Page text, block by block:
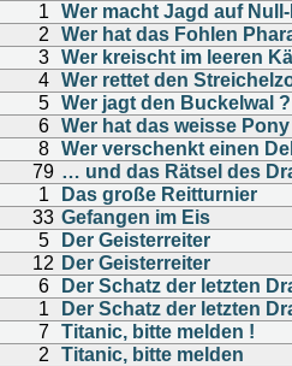
1
Wer macht Jagd auf
2
Wer hat das Fohlen
3
Wer kreischt im leeren
4
Wer rettet den
5
Wer jagt den Buckelwal ?
6
Wer hat das weisse
8
Wer verschenkt einen
79 … und das Rätsel des
1
Das große Reitturnier
33 Gefangen im Eis
5
Der Geisterreiter
12 Der Geisterreiter
6
Der Schatz der letzten
1
Der Schatz der letzten
7
Titanic, bitte melden !
2
Titanic, bitte melden